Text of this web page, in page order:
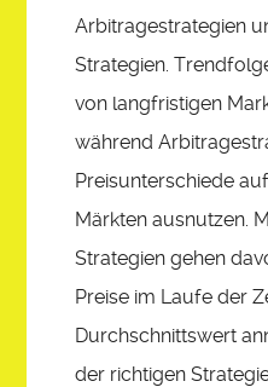
Arbitragestrategien
Strategien.
von langfristigen
während
Preisunterschiede
Märkten ausnutzen.
Strategien gehen
Preise im Laufe der
Durchschnittswert
der richtigen